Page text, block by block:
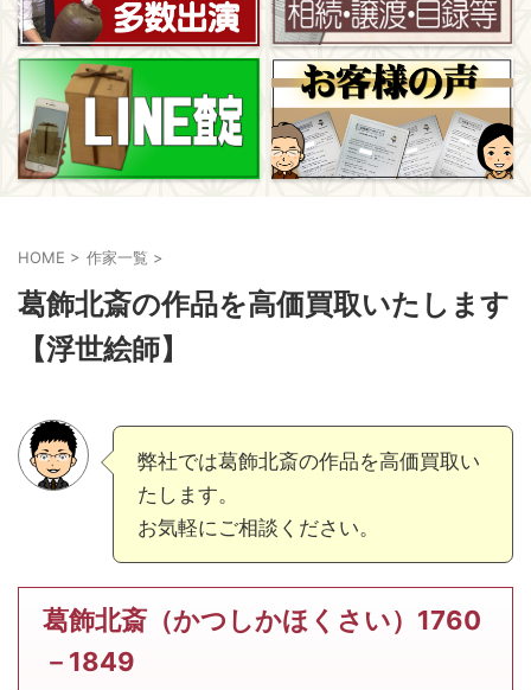
HOME > 作家一覧 >
葛飾北斎の作品を高価買取いたします
【浮世絵師】
弊社では葛飾北斎の作品を高価買取い
たします。
お気軽にご相談ください。
葛飾北斎（かつしかほくさい）1760
－1849